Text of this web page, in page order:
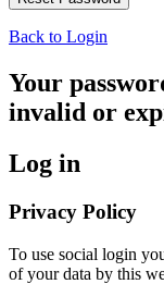
Back to Login
Your
invalid or
Log in
Privacy Policy
To use social login
of your data by this